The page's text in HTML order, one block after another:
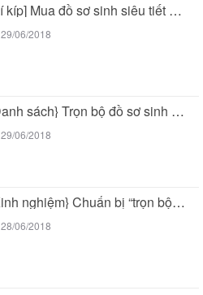
[Bí kíp] Mua đồ sơ sinh siêu tiết kiệm...
29/06/2018
{Danh sách} Trọn bộ đồ sơ sinh mùa hè...
29/06/2018
{Kinh nghiệm} Chuẩn bị “trọn bộ đồ sơ sinh...
28/06/2018